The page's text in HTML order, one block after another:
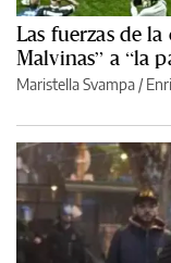
Las fuerzas de
Malvinas” a “la
Maristella Svampa /